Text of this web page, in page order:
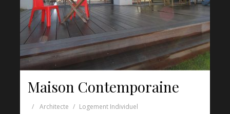
Maison Contemporaine
Architecte Logement Individuel